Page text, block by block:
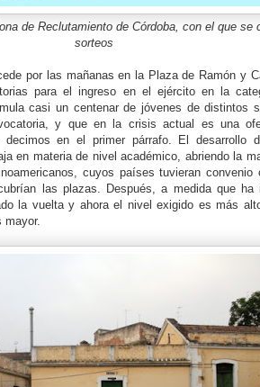
de Reclutamiento de Córdoba, con el que se
sorteos
por las mañanas en la Plaza de Ramón y
para el ingreso en el ejército en la
casi un centenar de jóvenes de distintos
y que en la crisis actual es una
decimos en el primer párrafo. El desarrollo
en materia de nivel académico, abriendo la
cuyos países tuvieran convenio
las plazas. Después, a medida que ha
la vuelta y ahora el nivel exigido es más
mayor.